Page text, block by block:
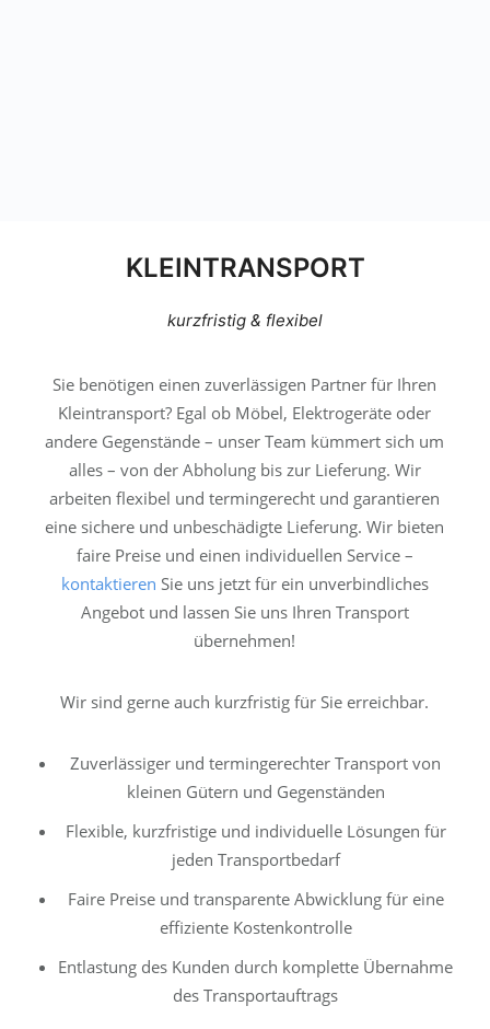
KLEINTRANSPORT
kurzfristig & flexibel
Sie benötigen einen zuverlässigen Partner für Ihren
Kleintransport? Egal ob Möbel, Elektrogeräte oder
andere Gegenstände – unser Team kümmert sich um
alles – von der Abholung bis zur Lieferung. Wir
arbeiten flexibel und termingerecht und garantieren
eine sichere und unbeschädigte Lieferung. Wir bieten
faire Preise und einen individuellen Service –
kontaktieren Sie uns jetzt für ein unverbindliches
Angebot und lassen Sie uns Ihren Transport
übernehmen!
Wir sind gerne auch kurzfristig für Sie erreichbar.
Zuverlässiger und termingerechter Transport von
kleinen Gütern und Gegenständen
Flexible, kurzfristige und individuelle Lösungen für
jeden Transportbedarf
Faire Preise und transparente Abwicklung für eine
effiziente Kostenkontrolle
Entlastung des Kunden durch komplette Übernahme
des Transportauftrags